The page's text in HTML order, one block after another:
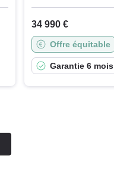
34 990 €
Offre équitable
Garantie 6 mois